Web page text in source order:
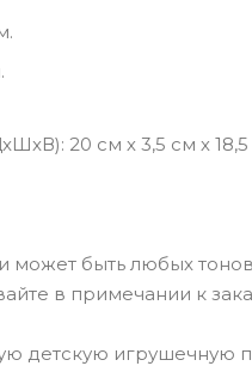
20 см х 3,5 см х
может быть любых
в примечании к
детскую игрушечную